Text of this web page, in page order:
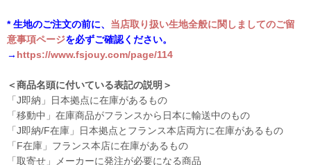
* 生地のご注文の前に、 当店取り扱い生地全般に関しましてのご留
意事項ページを必ずご確認ください。
→ https://www.fsjouy.com/page/114
＜商品名頭に付いている表記の説明＞
「J即納」日本拠点に在庫があるもの
「移動中」在庫商品がフランスから日本に輸送中のもの
「J即納/F在庫」日本拠点とフランス本店両方に在庫があるもの
「F在庫」フランス本店に在庫があるもの
「取寄せ」メーカーに発注が必要になる商品